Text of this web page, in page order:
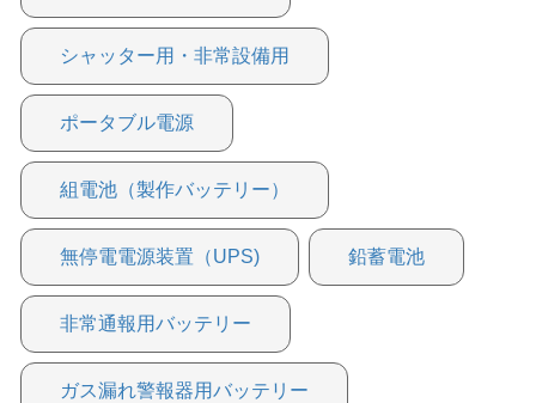
シャッター用・非常設備用
ポータブル電源
組電池（製作バッテリー）
無停電電源装置（UPS) 鉛蓄電池
非常通報用バッテリー
ガス漏れ警報器用バッテリー